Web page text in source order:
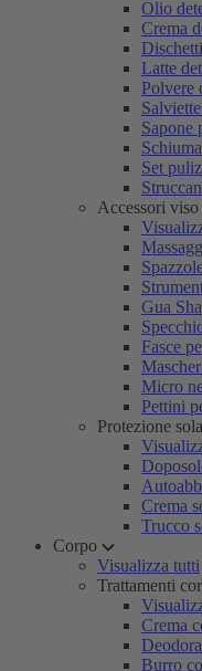
Olio
Crema
Latte
Polvere
Sapone
Set
Accessori viso
Gua Sha
Fasce
Micro
Pettini
Protezione
Crema
Trucco
Corpo
Visualizza tutti
Trattamenti
Crema
Burro